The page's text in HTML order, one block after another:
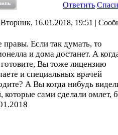
Ответить
16.01.2018, 19:51 |
правы. Если так думать, то
и дома достанет. А
Вы тоже лицензию
и специальных врачей
А Вы когда нибудь
которые сами сделали омлет,